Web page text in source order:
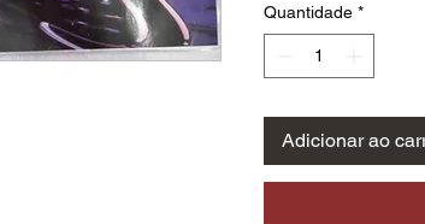
Quantidade *
Adicionar ao